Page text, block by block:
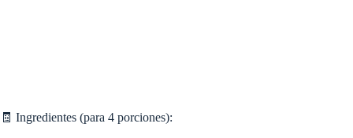
🧾 Ingredientes (para 4 porciones):